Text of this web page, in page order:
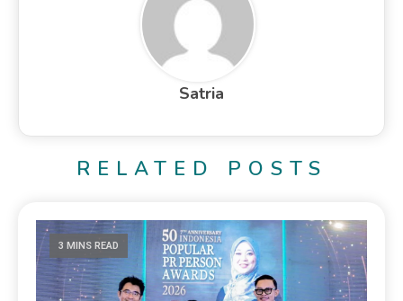
Satria
RELATED POSTS
3 MINS READ